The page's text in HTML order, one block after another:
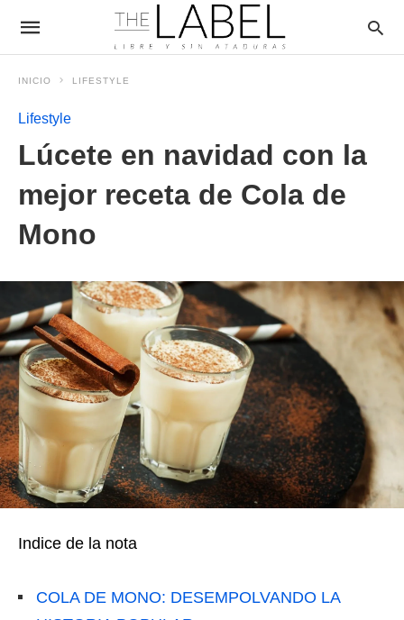
INICIO LIFESTYLE
Lifestyle
Lúcete en navidad con la
mejor receta de Cola de
Mono
Indice de la nota
COLA DE MONO: DESEMPOLVANDO LA